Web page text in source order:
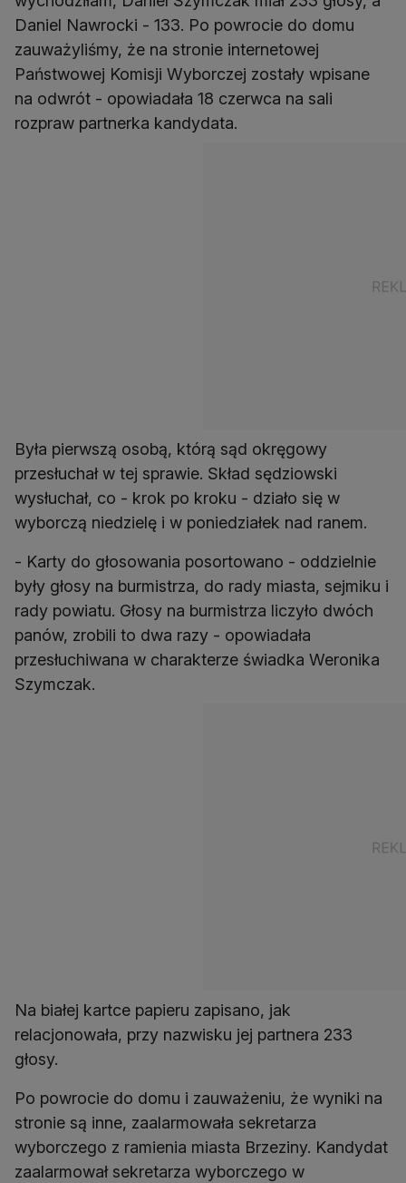
Daniel Nawrocki - 133. Po powrocie do domu
zauważyliśmy, że na stronie internetowej
Państwowej Komisji Wyborczej zostały wpisane
na odwrót - opowiadała 18 czerwca na sali
rozpraw partnerka kandydata.
Była pierwszą osobą, którą sąd okręgowy
przesłuchał w tej sprawie. Skład sędziowski
wysłuchał, co - krok po kroku - działo się w
wyborczą niedzielę i w poniedziałek nad ranem.
- Karty do głosowania posortowano - oddzielnie
były głosy na burmistrza, do rady miasta, sejmiku i
rady powiatu. Głosy na burmistrza liczyło dwóch
panów, zrobili to dwa razy - opowiadała
przesłuchiwana w charakterze świadka Weronika
Szymczak.
Na białej kartce papieru zapisano, jak
relacjonowała, przy nazwisku jej partnera 233
głosy.
Po powrocie do domu i zauważeniu, że wyniki na
stronie są inne, zaalarmowała sekretarza
wyborczego z ramienia miasta Brzeziny. Kandydat
zaalarmował sekretarza wyborczego w